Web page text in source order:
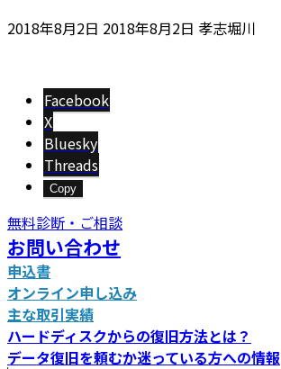
2018年8月2日 最
新
日
2018年8月2日 孝志堀川
Facebook
X
Bluesky
Threads
Copy
無料診断・ご相談
お問い合わせ
申込書
オンライン申し込み
主な取引実績
ハードディスクからの復旧方法とは？
データ復旧を頼むか迷っている方への情報